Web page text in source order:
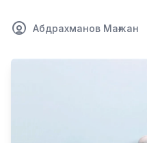
Қоғам
Білім және Ғылым
Спорт
Абдрахманов Мағжан